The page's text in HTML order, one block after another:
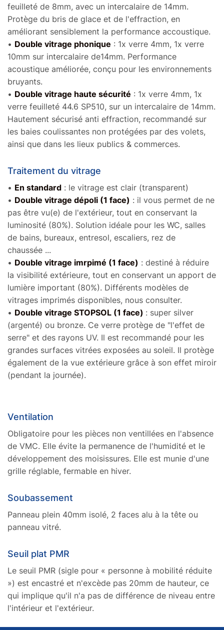
feuilleté de 8mm, avec un intercalaire de 14mm.
Protège du bris de glace et de l'effraction, en
améliorant sensiblement la performance accoustique.
• Double vitrage phonique : 1x verre 4mm, 1x verre
10mm sur intercalaire de14mm. Performance
acoustique améliorée, conçu pour les environnements
bruyants.
• Double vitrage haute sécurité : 1x verre 4mm, 1x
verre feuilleté 44.6 SP510, sur un intercalaire de 14mm.
Hautement sécurisé anti effraction, recommandé sur
les baies coulissantes non protégées par des volets,
ainsi que dans les lieux publics & commerces.
Traitement du vitrage
• En standard : le vitrage est clair (transparent)
• Double vitrage dépoli (1 face) : il vous permet de ne
pas être vu(e) de l'extérieur, tout en conservant la
luminosité (80%). Solution idéale pour les WC, salles
de bains, bureaux, entresol, escaliers, rez de
chaussée ...
• Double vitrage imrpimé (1 face) : destiné à réduire
la visibilité extérieure, tout en conservant un apport de
lumière important (80%). Différents modèles de
vitrages imprimés disponibles, nous consulter.
‍• Double vitrage STOPSOL (1 face) : super silver
(argenté) ou bronze. Ce verre protège de "l'effet de
serre" et des rayons UV. Il est recommandé pour les
grandes surfaces vitrées exposées au soleil. Il protège
également de la vue extérieure grâce à son effet miroir
(pendant la journée).
Ventilation
Obligatoire pour les pièces non ventillées en l'absence
de VMC. Elle évite la permanence de l'humidité et le
développement des moisissures. Elle est munie d'une
grille réglable, fermable en hiver.
Soubassement
Panneau plein 40mm isolé, 2 faces alu à la tête ou
panneau vitré.
Seuil plat PMR
Le seuil PMR (sigle pour « personne à mobilité réduite
») est encastré et n'excède pas 20mm de hauteur, ce
qui implique qu'il n'a pas de différence de niveau entre
l'intérieur et l'extérieur.